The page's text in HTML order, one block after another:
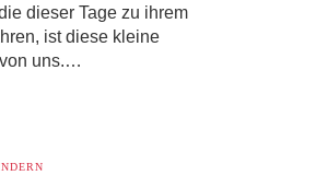
dieser Tage zu ihrem
ist diese kleine
uns.…